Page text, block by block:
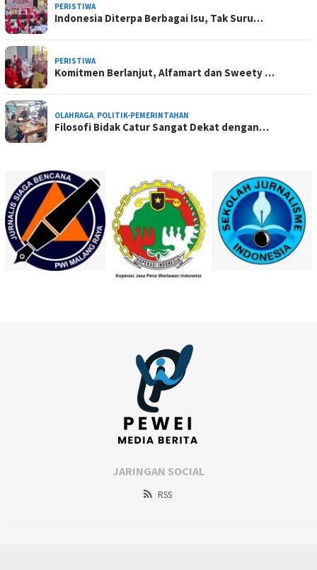
PERISTIWA
Indonesia Diterpa Berbagai Isu, Tak Suru…
PERISTIWA
Komitmen Berlanjut, Alfamart dan Sweety …
OLAHRAGA, POLITIK-PEMERINTAHAN
Filosofi Bidak Catur Sangat Dekat dengan…
JARINGAN SOCIAL
RSS